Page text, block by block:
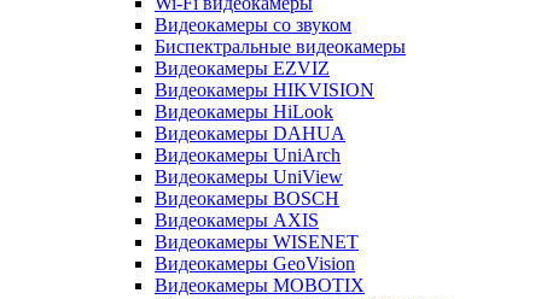
Видеокамеры со звуком
Биспектральные видеокамеры
Видеокамеры EZVIZ
Видеокамеры HIKVISION
Видеокамеры HiLook
Видеокамеры DAHUA
Видеокамеры UniArch
Видеокамеры UniView
Видеокамеры BOSCH
Видеокамеры AXIS
Видеокамеры WISENET
Видеокамеры GeoVision
Видеокамеры MOBOTIX